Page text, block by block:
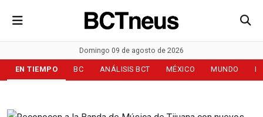
Domingo 09 de agosto de 2026
EN TIEMPO BC ANÁLISIS BCT MÉXICO MUNDO